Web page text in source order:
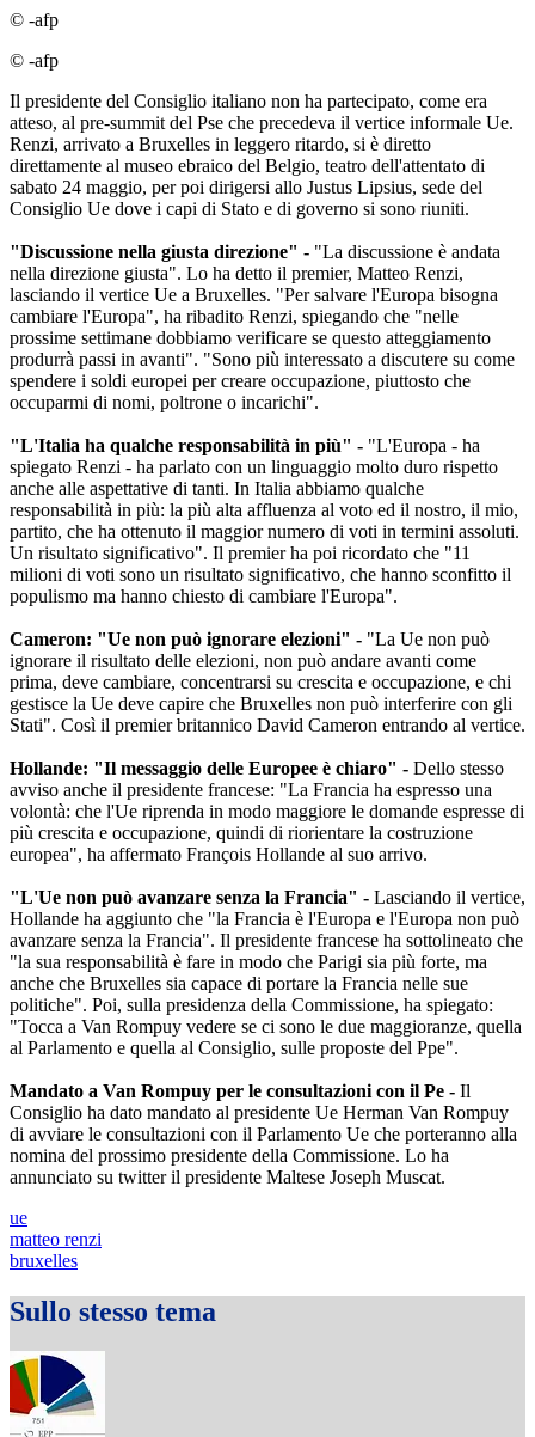
© -afp
© -afp
Il presidente del Consiglio italiano non ha partecipato, come era
atteso, al pre-summit del Pse che precedeva il vertice informale Ue.
Renzi, arrivato a Bruxelles in leggero ritardo, si è diretto
direttamente al museo ebraico del Belgio, teatro dell'attentato di
sabato 24 maggio, per poi dirigersi allo Justus Lipsius, sede del
Consiglio Ue dove i capi di Stato e di governo si sono riuniti.
"Discussione nella giusta direzione" - "La discussione è andata
nella direzione giusta". Lo ha detto il premier, Matteo Renzi,
lasciando il vertice Ue a Bruxelles. "Per salvare l'Europa bisogna
cambiare l'Europa", ha ribadito Renzi, spiegando che "nelle
prossime settimane dobbiamo verificare se questo atteggiamento
produrrà passi in avanti". "Sono più interessato a discutere su come
spendere i soldi europei per creare occupazione, piuttosto che
occuparmi di nomi, poltrone o incarichi".
"L'Italia ha qualche responsabilità in più" - "L'Europa - ha
spiegato Renzi - ha parlato con un linguaggio molto duro rispetto
anche alle aspettative di tanti. In Italia abbiamo qualche
responsabilità in più: la più alta affluenza al voto ed il nostro, il mio,
partito, che ha ottenuto il maggior numero di voti in termini assoluti.
Un risultato significativo". Il premier ha poi ricordato che "11
milioni di voti sono un risultato significativo, che hanno sconfitto il
populismo ma hanno chiesto di cambiare l'Europa".
Cameron: "Ue non può ignorare elezioni" - "La Ue non può
ignorare il risultato delle elezioni, non può andare avanti come
prima, deve cambiare, concentrarsi su crescita e occupazione, e chi
gestisce la Ue deve capire che Bruxelles non può interferire con gli
Stati". Così il premier britannico David Cameron entrando al vertice.
Hollande: "Il messaggio delle Europee è chiaro" - Dello stesso
avviso anche il presidente francese: "La Francia ha espresso una
volontà: che l'Ue riprenda in modo maggiore le domande espresse di
più crescita e occupazione, quindi di riorientare la costruzione
europea", ha affermato François Hollande al suo arrivo.
"L'Ue non può avanzare senza la Francia" - Lasciando il vertice,
Hollande ha aggiunto che "la Francia è l'Europa e l'Europa non può
avanzare senza la Francia". Il presidente francese ha sottolineato che
"la sua responsabilità è fare in modo che Parigi sia più forte, ma
anche che Bruxelles sia capace di portare la Francia nelle sue
politiche". Poi, sulla presidenza della Commissione, ha spiegato:
"Tocca a Van Rompuy vedere se ci sono le due maggioranze, quella
al Parlamento e quella al Consiglio, sulle proposte del Ppe".
Mandato a Van Rompuy per le consultazioni con il Pe - Il
Consiglio ha dato mandato al presidente Ue Herman Van Rompuy
di avviare le consultazioni con il Parlamento Ue che porteranno alla
nomina del prossimo presidente della Commissione. Lo ha
annunciato su twitter il presidente Maltese Joseph Muscat.
ue
matteo renzi
bruxelles
Sullo stesso tema